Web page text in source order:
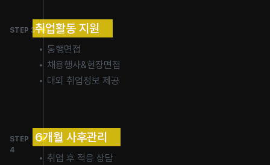
STEP 3취업활동 지원
동행면접
채용행사&현장면접
대외 취업정보 제공
STEP
4
6개월 사후관리
취업 후 적응 상담